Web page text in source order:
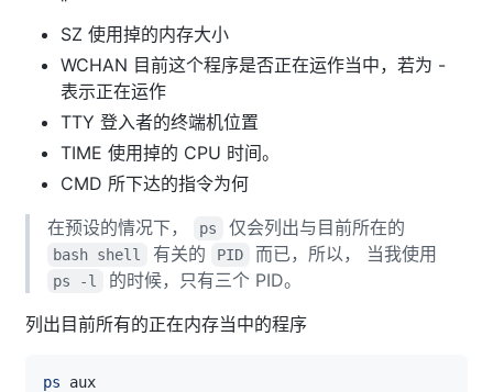
SZ 使用掉的内存大小
WCHAN 目前这个程序是否正在运作当中，若为 -
表示正在运作
TTY 登入者的终端机位置
TIME 使用掉的 CPU 时间。
CMD 所下达的指令为何
在预设的情况下，
ps 仅会列出与目前所在的
bash shell 有关的 PID 而已，所以， 当我使用
ps -l
的时候，只有三个 PID。
列出目前所有的正在内存当中的程序
ps